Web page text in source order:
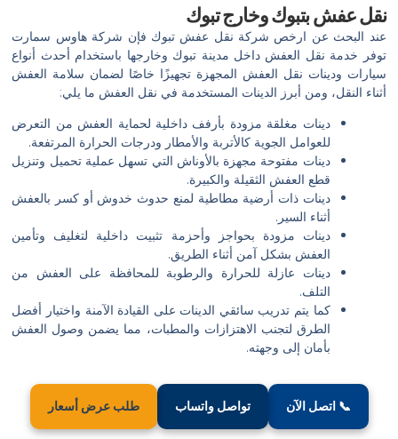
نقل عفش بتبوك وخارج تبوك
عند البحث عن ارخص شركة نقل عفش تبوك فإن شركة هاوس سمارت
توفر خدمة نقل العفش داخل مدينة تبوك وخارجها باستخدام أحدث أنواع
سيارات ودينات نقل العفش المجهزة تجهيزًا خاصًا لضمان سلامة العفش
أثناء النقل، ومن أبرز الدينات المستخدمة في نقل العفش ما يلي:
دينات مغلقة مزودة بأرفف داخلية لحماية العفش من التعرض
للعوامل الجوية كالأتربة والأمطار ودرجات الحرارة المرتفعة.
دينات مفتوحة مجهزة بالأوناش التي تسهل عملية تحميل وتنزيل
قطع العفش الثقيلة والكبيرة.
دينات ذات أرضية مطاطية لمنع حدوث خدوش أو كسر بالعفش
أثناء السير.
دينات مزودة بحواجز وأحزمة تثبيت داخلية لتغليف وتأمين
العفش بشكل آمن أثناء الطريق.
دينات عازلة للحرارة والرطوبة للمحافظة على العفش من
التلف.
كما يتم تدريب سائقي الدينات على القيادة الآمنة واختيار أفضل
الطرق لتجنب الاهتزازات والمطبات، مما يضمن وصول العفش
بأمان إلى وجهته.
📞 اتصل الآن تواصل واتساب طلب عرض أسعار